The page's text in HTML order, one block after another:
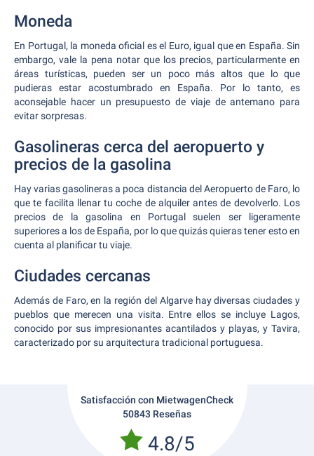
Moneda
En Portugal, la moneda oficial es el Euro, igual que en España. Sin
embargo, vale la pena notar que los precios, particularmente en
áreas turísticas, pueden ser un poco más altos que lo que
pudieras estar acostumbrado en España. Por lo tanto, es
aconsejable hacer un presupuesto de viaje de antemano para
evitar sorpresas.
Gasolineras cerca del aeropuerto y
precios de la gasolina
Hay varias gasolineras a poca distancia del Aeropuerto de Faro, lo
que te facilita llenar tu coche de alquiler antes de devolverlo. Los
precios de la gasolina en Portugal suelen ser ligeramente
superiores a los de España, por lo que quizás quieras tener esto en
cuenta al planificar tu viaje.
Ciudades cercanas
Además de Faro, en la región del Algarve hay diversas ciudades y
pueblos que merecen una visita. Entre ellos se incluye Lagos,
conocido por sus impresionantes acantilados y playas, y Tavira,
caracterizado por su arquitectura tradicional portuguesa.
Satisfacción con MietwagenCheck
50843 Reseñas
4.8/5